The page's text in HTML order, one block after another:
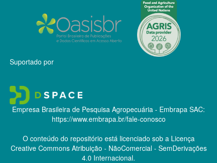
Suportado por
Empresa Brasileira de Pesquisa Agropecuária - Embrapa SAC:
https://www.embrapa.br/fale-conosco
O conteúdo do repositório está licenciado sob a Licença
Creative CommonsAtribuição - NãoComercial - SemDerivações
4.0 Internacional.